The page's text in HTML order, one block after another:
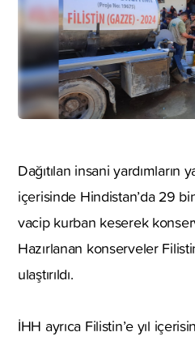
Dağıtılan insani yardımların
içerisinde Hindistan’da 29
vacip kurban keserek
Hazırlanan konserveler
ulaştırıldı.
İHH ayrıca Filistin’e yıl